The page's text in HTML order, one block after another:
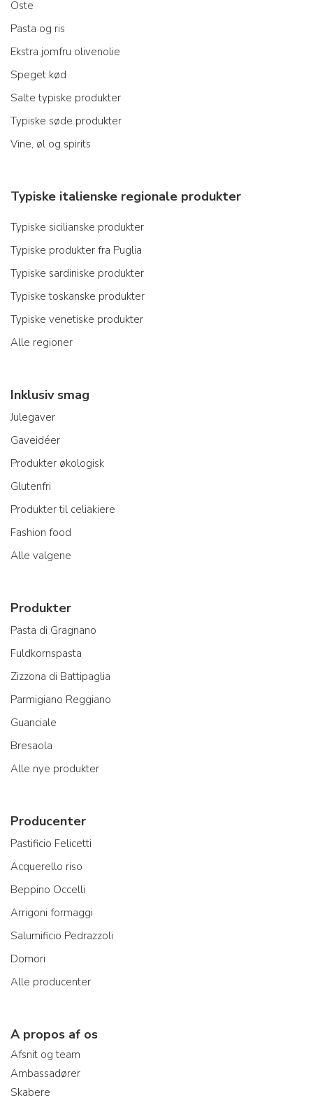
Oste
Pasta og ris
Ekstra jomfru olivenolie
Speget kød
Salte typiske produkter
Typiske søde produkter
Vine, øl og spirits
Typiske italienske regionale produkter
Typiske sicilianske produkter
Typiske produkter fra Puglia
Typiske sardiniske produkter
Typiske toskanske produkter
Typiske venetiske produkter
Alle regioner
Inklusiv smag
Julegaver
Gaveidéer
Produkter økologisk
Glutenfri
Produkter til celiakiere
Fashion food
Alle valgene
Produkter
Pasta di Gragnano
Fuldkornspasta
Zizzona di Battipaglia
Parmigiano Reggiano
Guanciale
Bresaola
Alle nye produkter
Producenter
Pastificio Felicetti
Acquerello riso
Beppino Occelli
Arrigoni formaggi
Salumificio Pedrazzoli
Domori
Alle producenter
A propos af os
Afsnit og team
Ambassadører
Skabere